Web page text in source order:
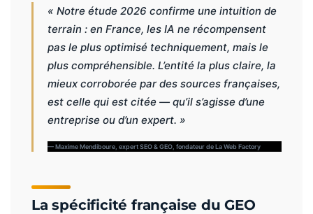
« Notre étude 2026 confirme une intuition de
terrain : en France, les IA ne récompensent
pas le plus optimisé techniquement, mais le
plus compréhensible. L’entité la plus claire, la
mieux corroborée par des sources françaises,
est celle qui est citée — qu’il s’agisse d’une
entreprise ou d’un expert. »
— Maxime Mendiboure, expert SEO & GEO, fondateur de La Web Factory
La spécificité française du GEO